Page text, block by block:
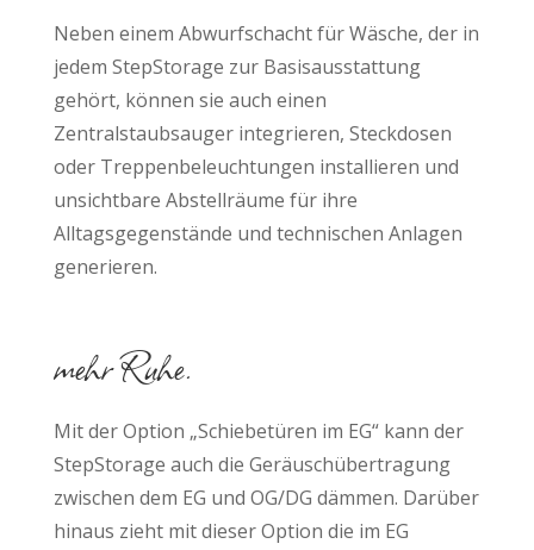
Neben einem Abwurfschacht für Wäsche, der in
jedem StepStorage zur Basisausstattung
gehört, können sie auch einen
Zentralstaubsauger integrieren, Steckdosen
oder Treppenbeleuchtungen installieren und
unsichtbare Abstellräume für ihre
Alltagsgegenstände und technischen Anlagen
generieren.
mehr Ruhe.
Mit der Option „Schiebetüren im EG“ kann der
StepStorage auch die Geräuschübertragung
zwischen dem EG und OG/DG dämmen. Darüber
hinaus zieht mit dieser Option die im EG